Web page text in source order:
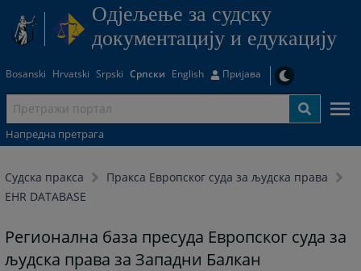
Одjељење за судску
документацију и едукацију
Bosanski Hrvatski Srpski Српски English Пријава
Напредна претрага
Судска пракса
Пракса Европског суда за људска права
EHR DATABASE
Регионална база пресуда Европског суда за
људска права за Западни Балкан